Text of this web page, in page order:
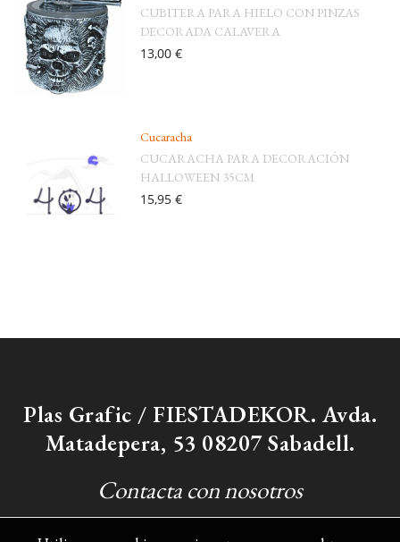
CUBITERA PARA HIELO CON PINZAS
DECORADA CALAVERA
13,00 €
Cucaracha
CUCARACHA PARA DECORACIÓN
HALLOWEEN 35CM
15,95 €
Plas Grafic / FIESTADEKOR. Avda.
Matadepera, 53 08207 Sabadell.
Contacta con nosotros